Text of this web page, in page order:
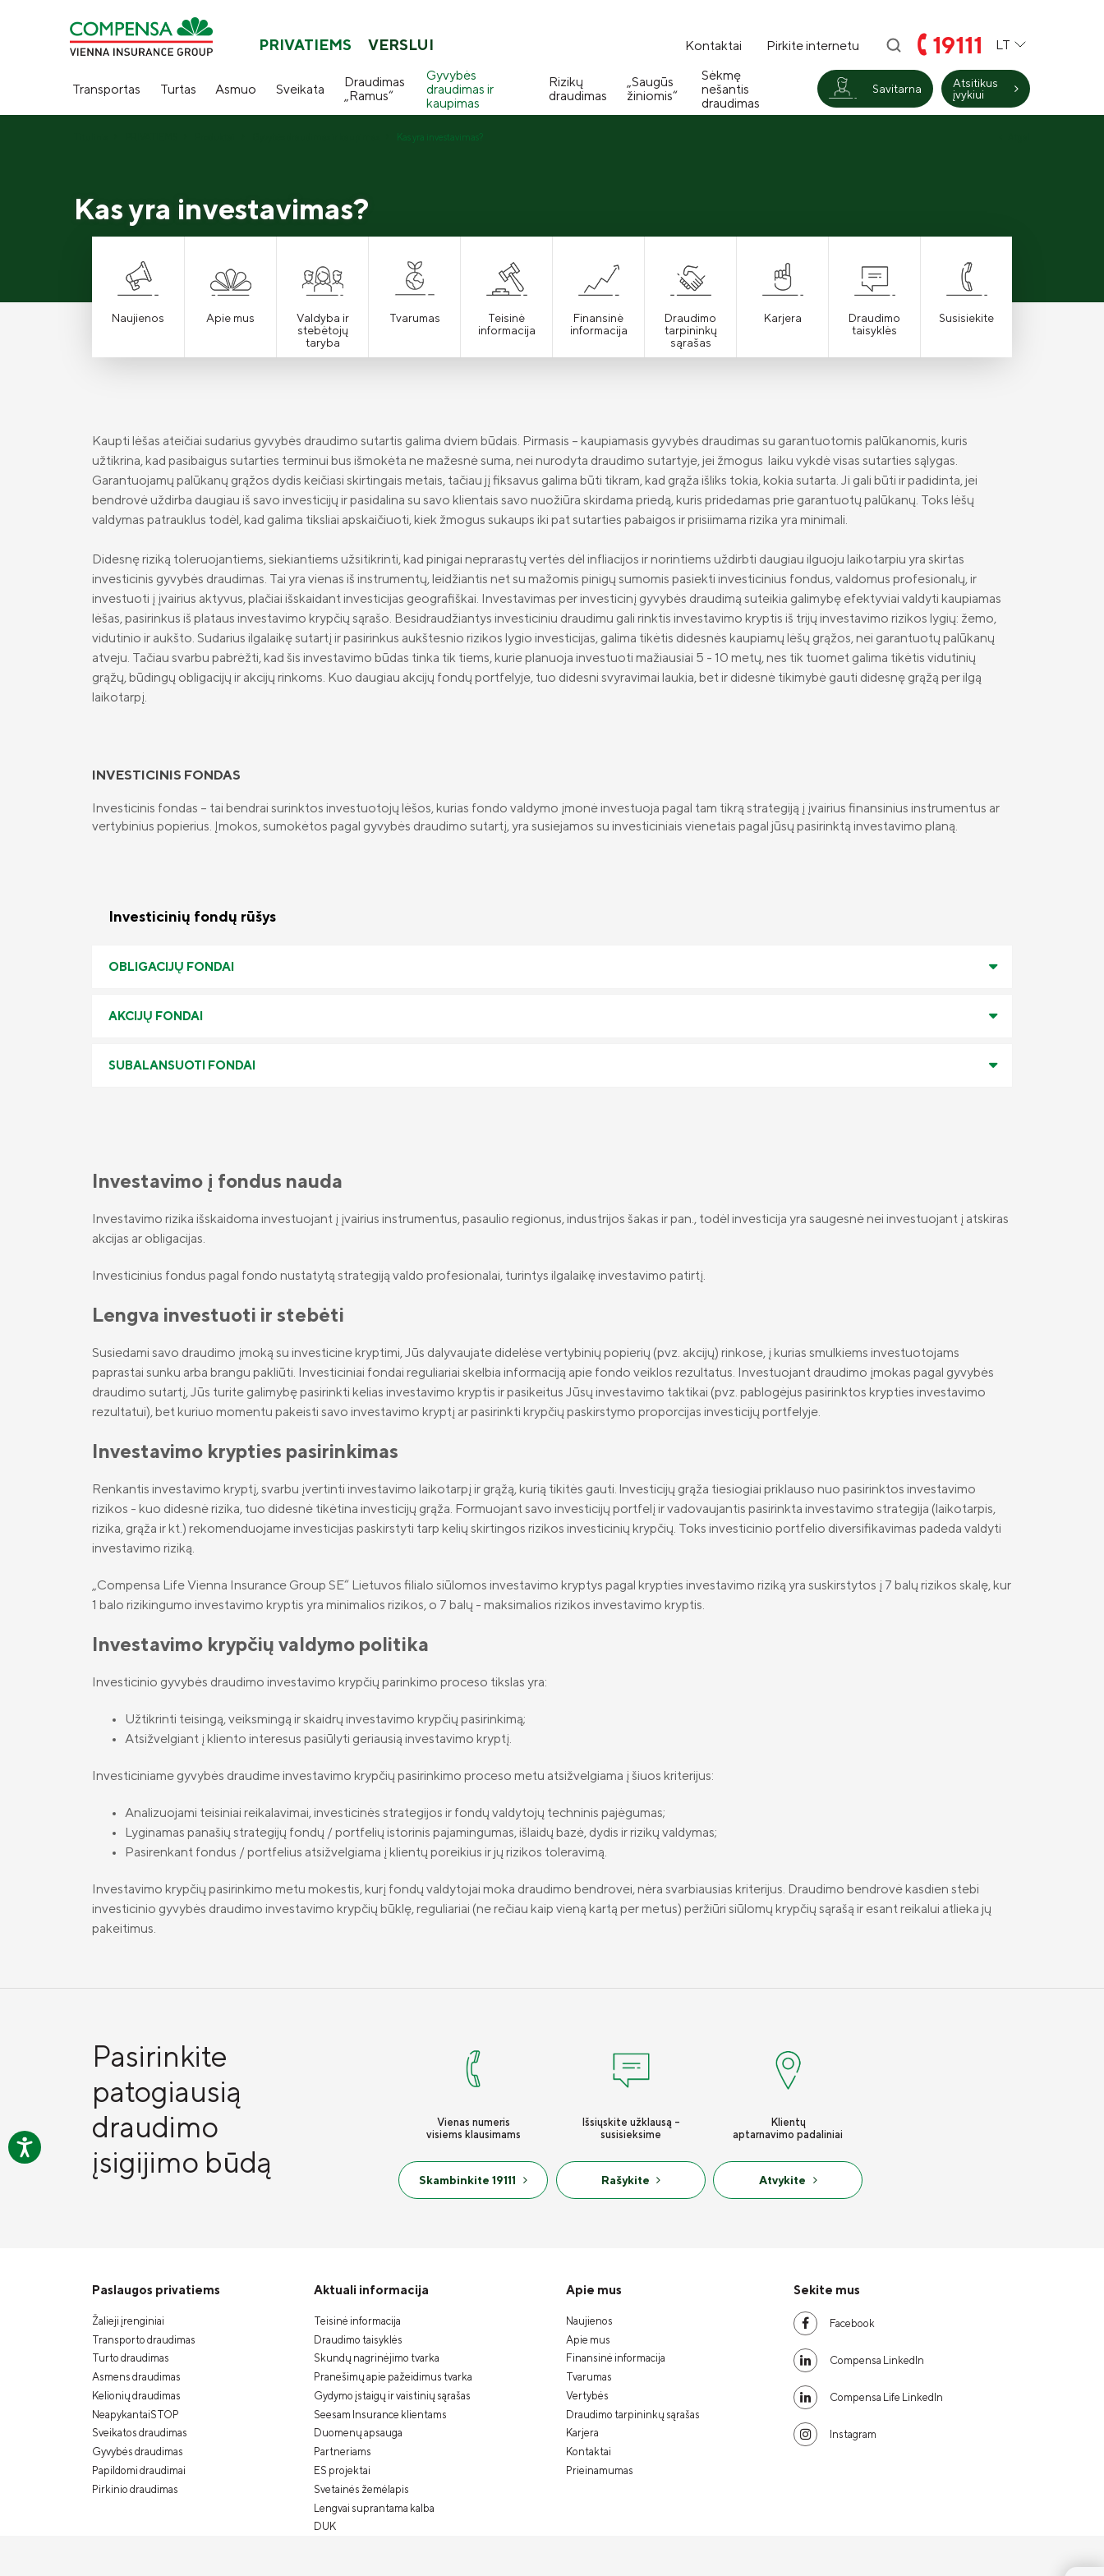
PRIVATIEMS VERSLUI Kontaktai Pirkite internetu 19111 LT
Transportas Turtas Asmuo Sveikata
Draudimas
„Ramus“
Gyvybės
draudimas ir
kaupimas
Rizikų
draudimas
„Saugūs
žiniomis“
Sėkmę
nešantis
draudimas
Savitarna
Atsitikus
įvykiui
Kas yra investavimas?
Kas yra investavimas?
Naujienos Apie mus
Valdyba ir
stebėtojų
taryba
Tvarumas
Teisinė
informacija
Finansinė
informacija
Draudimo
tarpininkų
sąrašas
Karjera
Draudimo
taisyklės
Susisiekite
Kaupti lėšas ateičiai sudarius gyvybės draudimo sutartis galima dviem būdais. Pirmasis – kaupiamasis gyvybės draudimas su garantuotomis palūkanomis, kuris
užtikrina, kad pasibaigus sutarties terminui bus išmokėta ne mažesnė suma, nei nurodyta draudimo sutartyje, jei žmogus laiku vykdė visas sutarties sąlygas.
Garantuojamų palūkanų grąžos dydis keičiasi skirtingais metais, tačiau jį fiksavus galima būti tikram, kad grąža išliks tokia, kokia sutarta. Ji gali būti ir padidinta, jei
bendrovė uždirba daugiau iš savo investicijų ir pasidalina su savo klientais savo nuožiūra skirdama priedą, kuris pridedamas prie garantuotų palūkanų. Toks lėšų
valdymas patrauklus todėl, kad galima tiksliai apskaičiuoti, kiek žmogus sukaups iki pat sutarties pabaigos ir prisiimama rizika yra minimali.
Didesnę riziką toleruojantiems, siekiantiems užsitikrinti, kad pinigai neprarastų vertės dėl infliacijos ir norintiems uždirbti daugiau ilguoju laikotarpiu yra skirtas
investicinis gyvybės draudimas. Tai yra vienas iš instrumentų, leidžiantis net su mažomis pinigų sumomis pasiekti investicinius fondus, valdomus profesionalų, ir
investuoti į įvairius aktyvus, plačiai išskaidant investicijas geografiškai. Investavimas per investicinį gyvybės draudimą suteikia galimybę efektyviai valdyti kaupiamas
lėšas, pasirinkus iš plataus investavimo krypčių sąrašo. Besidraudžiantys investiciniu draudimu gali rinktis investavimo kryptis iš trijų investavimo rizikos lygių: žemo,
vidutinio ir aukšto. Sudarius ilgalaikę sutartį ir pasirinkus aukštesnio rizikos lygio investicijas, galima tikėtis didesnės kaupiamų lėšų grąžos, nei garantuotų palūkanų
atveju. Tačiau svarbu pabrėžti, kad šis investavimo būdas tinka tik tiems, kurie planuoja investuoti mažiausiai 5 - 10 metų, nes tik tuomet galima tikėtis vidutinių
grąžų, būdingų obligacijų ir akcijų rinkoms. Kuo daugiau akcijų fondų portfelyje, tuo didesni svyravimai laukia, bet ir didesnė tikimybė gauti didesnę grąžą per ilgą
laikotarpį.
INVESTICINIS FONDAS
Investicinis fondas – tai bendrai surinktos investuotojų lėšos, kurias fondo valdymo įmonė investuoja pagal tam tikrą strategiją į įvairius finansinius instrumentus ar
vertybinius popierius. Įmokos, sumokėtos pagal gyvybės draudimo sutartį, yra susiejamos su investiciniais vienetais pagal jūsų pasirinktą investavimo planą.
Investicinių fondų rūšys
OBLIGACIJŲ FONDAI
AKCIJŲ FONDAI
SUBALANSUOTI FONDAI
Investavimo į fondus nauda
Investavimo rizika išskaidoma investuojant į įvairius instrumentus, pasaulio regionus, industrijos šakas ir pan., todėl investicija yra saugesnė nei investuojant į atskiras
akcijas ar obligacijas.
Investicinius fondus pagal fondo nustatytą strategiją valdo profesionalai, turintys ilgalaikę investavimo patirtį.
Lengva investuoti ir stebėti
Susiedami savo draudimo įmoką su investicine kryptimi, Jūs dalyvaujate didelėse vertybinių popierių (pvz. akcijų) rinkose, į kurias smulkiems investuotojams
paprastai sunku arba brangu pakliūti. Investiciniai fondai reguliariai skelbia informaciją apie fondo veiklos rezultatus. Investuojant draudimo įmokas pagal gyvybės
draudimo sutartį, Jūs turite galimybę pasirinkti kelias investavimo kryptis ir pasikeitus Jūsų investavimo taktikai (pvz. pablogėjus pasirinktos krypties investavimo
rezultatui), bet kuriuo momentu pakeisti savo investavimo kryptį ar pasirinkti krypčių paskirstymo proporcijas investicijų portfelyje.
Investavimo krypties pasirinkimas
Renkantis investavimo kryptį, svarbu įvertinti investavimo laikotarpį ir grąžą, kurią tikitės gauti. lnvesticijų grąža tiesiogiai priklauso nuo pasirinktos investavimo
rizikos - kuo didesnė rizika, tuo didesnė tikėtina investicijų grąža. Formuojant savo investicijų portfelį ir vadovaujantis pasirinkta investavimo strategija (laikotarpis,
rizika, grąža ir kt.) rekomenduojame investicijas paskirstyti tarp kelių skirtingos rizikos investicinių krypčių. Toks investicinio portfelio diversifikavimas padeda valdyti
investavimo riziką.
„Compensa Life Vienna Insurance Group SE“ Lietuvos filialo siūlomos investavimo kryptys pagal krypties investavimo riziką yra suskirstytos į 7 balų rizikos skalę, kur
1 balo rizikingumo investavimo kryptis yra minimalios rizikos, o 7 balų - maksimalios rizikos investavimo kryptis.
Investavimo krypčių valdymo politika
Investicinio gyvybės draudimo investavimo krypčių parinkimo proceso tikslas yra:
Užtikrinti teisingą, veiksmingą ir skaidrų investavimo krypčių pasirinkimą;
Atsižvelgiant į kliento interesus pasiūlyti geriausią investavimo kryptį.
Investiciniame gyvybės draudime investavimo krypčių pasirinkimo proceso metu atsižvelgiama į šiuos kriterijus:
Analizuojami teisiniai reikalavimai, investicinės strategijos ir fondų valdytojų techninis pajėgumas;
Lyginamas panašių strategijų fondų / portfelių istorinis pajamingumas, išlaidų bazė, dydis ir rizikų valdymas;
Pasirenkant fondus / portfelius atsižvelgiama į klientų poreikius ir jų rizikos toleravimą.
Investavimo krypčių pasirinkimo metu mokestis, kurį fondų valdytojai moka draudimo bendrovei, nėra svarbiausias kriterijus. Draudimo bendrovė kasdien stebi
investicinio gyvybės draudimo investavimo krypčių būklę, reguliariai (ne rečiau kaip vieną kartą per metus) peržiūri siūlomų krypčių sąrašą ir esant reikalui atlieka jų
pakeitimus.
Pasirinkite
patogiausią
draudimo
įsigijimo būdą
Vienas numeris
visiems klausimams
Skambinkite 19111
Išsiųskite užklausą -
susisieksime
Rašykite
Klientų
aptarnavimo padaliniai
Atvykite
Paslaugos privatiems
Žalieji įrenginiai
Transporto draudimas
Turto draudimas
Asmens draudimas
Kelionių draudimas
NeapykantaiSTOP
Sveikatos draudimas
Gyvybės draudimas
Papildomi draudimai
Pirkinio draudimas
Aktuali informacija
Teisinė informacija
Draudimo taisyklės
Skundų nagrinėjimo tvarka
Pranešimų apie pažeidimus tvarka
Gydymo įstaigų ir vaistinių sąrašas
Seesam Insurance klientams
Duomenų apsauga
Partneriams
ES projektai
Svetainės žemėlapis
Lengvai suprantama kalba
DUK
Apie mus
Naujienos
Apie mus
Finansinė informacija
Tvarumas
Vertybės
Draudimo tarpininkų sąrašas
Karjera
Kontaktai
Prieinamumas
Sekite mus
Facebook
Compensa LinkedIn
Compensa Life LinkedIn
Instagram